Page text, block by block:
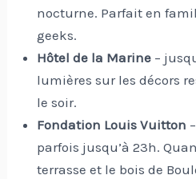
nocturne. Parfait en
geeks.
Hôtel de la Marine –
lumières sur les décors
le soir.
Fondation Louis Vuitton
parfois jusqu’à 23h.
terrasse et le bois de